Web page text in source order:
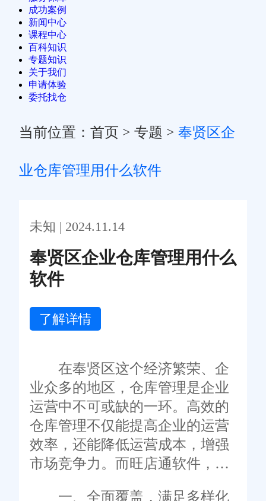
成功案例
新闻中心
课程中心
百科知识
专题知识
关于我们
申请体验
委托找仓
当前位置： 首页 > 专题 > 奉贤区企
业仓库管理用什么软件
未知 | 2024.11.14
奉贤区企业仓库管理用什么
软件
了解详情
在奉贤区这个经济繁荣、企
业众多的地区，仓库管理是企业
运营中不可或缺的一环。高效的
仓库管理不仅能提高企业的运营
效率，还能降低运营成本，增强
市场竞争力。而旺店通软件，作
一、全面覆盖，满足多样化